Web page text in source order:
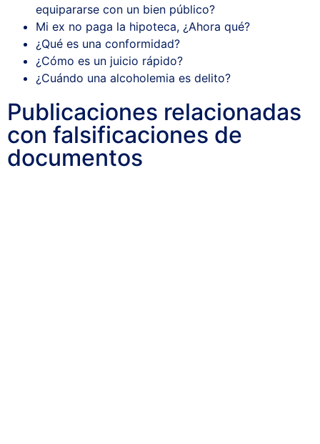
equipararse con un bien público?
Mi ex no paga la hipoteca, ¿Ahora qué?
¿Qué es una conformidad?
¿Cómo es un juicio rápido?
¿Cuándo una alcoholemia es delito?
Publicaciones relacionadas
con falsificaciones de
documentos